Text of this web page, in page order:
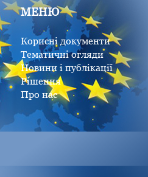
МЕНЮ
Корисні документи
Тематичні огляди
Новини і публікації
Рішення
Про нас